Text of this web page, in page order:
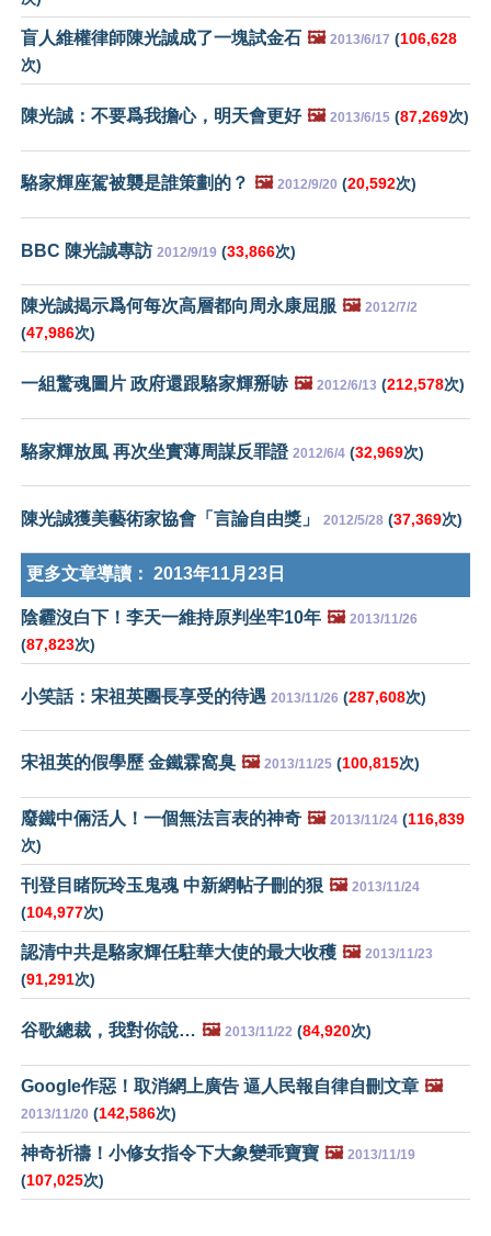
盲人維權律師陳光誠成了一塊試金石 🖼️ 2013/6/17 (106,628
次)
陳光誠：不要爲我擔心，明天會更好 🖼️ 2013/6/15 (87,269次)
駱家輝座駕被襲是誰策劃的？ 🖼️ 2012/9/20 (20,592次)
BBC 陳光誠專訪 2012/9/19 (33,866次)
陳光誠揭示爲何每次高層都向周永康屈服 🖼️ 2012/7/2
(47,986次)
一組驚魂圖片 政府還跟駱家輝掰哧 🖼️ 2012/6/13 (212,578次)
駱家輝放風 再次坐實薄周謀反罪證 2012/6/4 (32,969次)
陳光誠獲美藝術家協會「言論自由獎」 2012/5/28 (37,369次)
更多文章導讀： 2013年11月23日
陰霾沒白下！李天一維持原判坐牢10年 🖼️ 2013/11/26
(87,823次)
小笑話：宋祖英團長享受的待遇 2013/11/26 (287,608次)
宋祖英的假學歷 金鐵霖窩臭 🖼️ 2013/11/25 (100,815次)
廢鐵中倆活人！一個無法言表的神奇 🖼️ 2013/11/24 (116,839
次)
刊登目睹阮玲玉鬼魂 中新網帖子刪的狠 🖼️ 2013/11/24
(104,977次)
認清中共是駱家輝任駐華大使的最大收穫 🖼️ 2013/11/23
(91,291次)
谷歌總裁，我對你說… 🖼️ 2013/11/22 (84,920次)
Google作惡！取消網上廣告 逼人民報自律自刪文章 🖼️
2013/11/20 (142,586次)
神奇祈禱！小修女指令下大象變乖寶寶 🖼️ 2013/11/19
(107,025次)